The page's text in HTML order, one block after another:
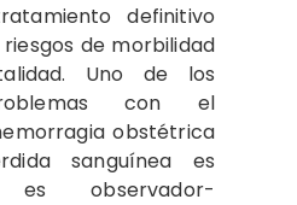
definitivo
de morbilidad
Uno de los
con el
obstétrica
sanguínea es
observador-